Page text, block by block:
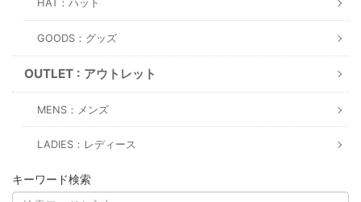
HAT：ハット
GOODS：グッズ
OUTLET : アウトレット
MENS：メンズ
LADIES：レディース
キーワード検索